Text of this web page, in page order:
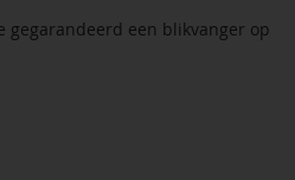
gegarandeerd een blikvanger op